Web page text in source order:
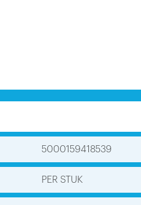
5000159418539
PER STUK